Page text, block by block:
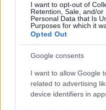
I want to opt-out of
Retention, Sale, and/or
Personal Data that Is
Purposes for which it
Opted Out
Google consents
I want to allow Google
related to advertising
device identifiers in